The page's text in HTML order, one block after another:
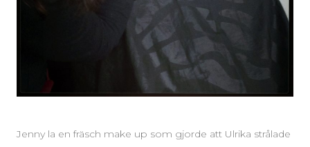
Jenny la en fräsch make up som gjorde att Ulrika strålade